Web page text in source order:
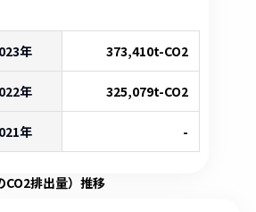
年 373,410t-CO2
年 325,079t-CO2
年 -
CO2排出量）推移